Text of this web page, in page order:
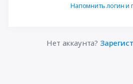
Напомнить логин и
Нет аккаунта?